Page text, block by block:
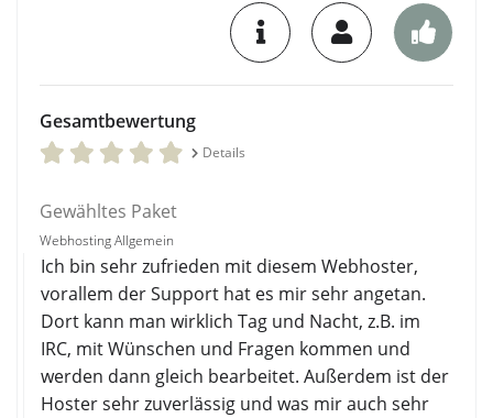
Gesamtbewertung
Details
Gewähltes Paket
Webhosting Allgemein
Ich bin sehr zufrieden mit diesem Webhoster,
vorallem der Support hat es mir sehr angetan.
Dort kann man wirklich Tag und Nacht, z.B. im
IRC, mit Wünschen und Fragen kommen und
werden dann gleich bearbeitet. Außerdem ist der
Hoster sehr zuverlässig und was mir auch sehr